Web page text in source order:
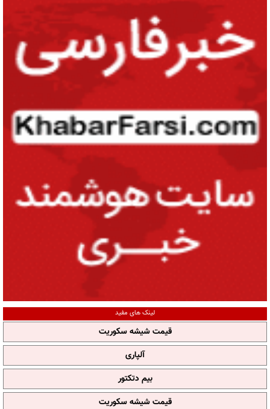
لینک های مفید
قیمت شیشه سکوریت
آلپاری
بیم دتکتور
قیمت شیشه سکوریت